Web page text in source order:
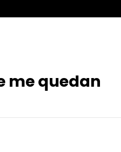
me quedan